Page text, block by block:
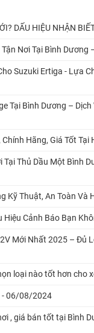
DẤU HIỆU NHẬN
Nơi Tại Bình
Suzuki Ertiga - Lựa
Tại Bình Dương – Dịch
Chính Hãng, Giá Tốt
Tại Thủ Dầu Một Bình
Kỹ Thuật, An Toàn
Hiệu Cảnh Báo Bạn
Mới Nhất 2025 – Đủ
loại nào tốt hơn cho
- 06/08/2024
, giá bán tốt tại Bình